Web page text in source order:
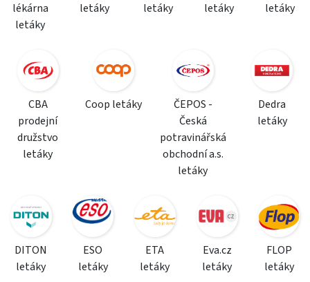
lékárna
letáky
letáky
letáky
letáky
letáky
CBA
prodejní
družstvo
letáky
Coop letáky
ČEPOS -
Česká
potravinářská
obchodní a.s.
letáky
Dedra
letáky
DITON
letáky
ESO
letáky
ETA
letáky
Eva.cz
letáky
FLOP
letáky